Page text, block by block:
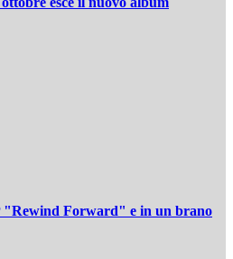
"Rewind Forward" e in un brano